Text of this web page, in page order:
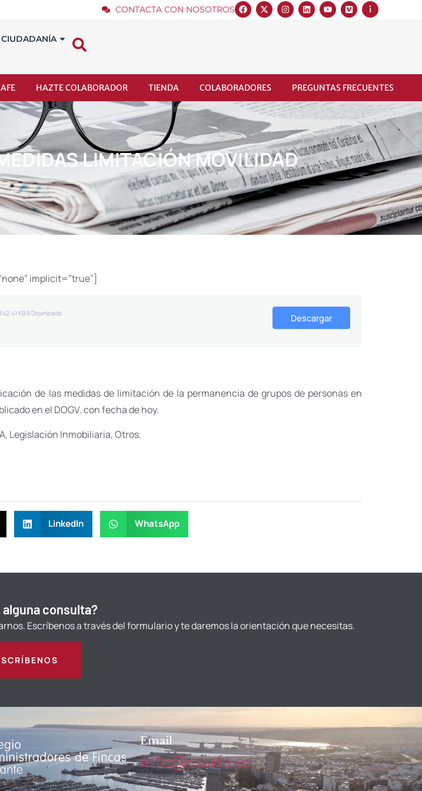
CONTACTA CON NOSOTROS
CIUDADANÍA
HAZTE COLABORADOR TIENDA COLABORADORES PREGUNTAS FRECUENTES
LIMITACIÓN MOVILIDAD
implicit=”true”]
KB8 Downloads Descargar
de las medidas de limitación de la permanencia de grupos de personas en
en el DOGV. con fecha de hoy.
Legislación Inmobiliaria, Otros.
LinkedIn WhatsApp
alguna consulta?
Escríbenos a través del formulario y te daremos la orientación que necesitas.
Email
info@coafa.es